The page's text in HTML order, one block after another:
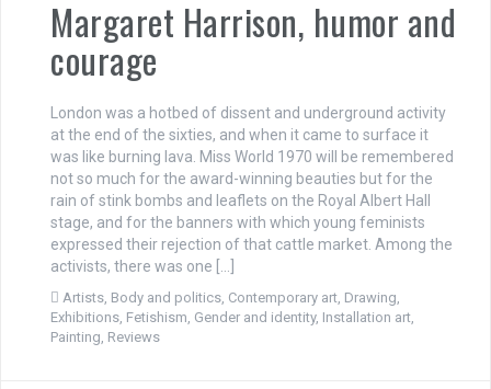
Margaret Harrison, humor and
courage
London was a hotbed of dissent and underground activity
at the end of the sixties, and when it came to surface it
was like burning lava. Miss World 1970 will be remembered
not so much for the award-winning beauties but for the
rain of stink bombs and leaflets on the Royal Albert Hall
stage, and for the banners with which young feminists
expressed their rejection of that cattle market. Among the
activists, there was one […]
Artists, Body and politics, Contemporary art, Drawing,
Exhibitions, Fetishism, Gender and identity, Installation art,
Painting, Reviews